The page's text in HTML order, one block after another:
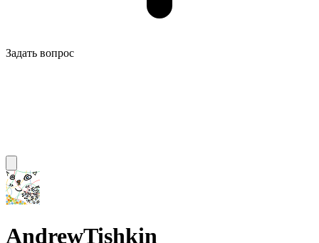
Задать вопрос
AndrewTishkin